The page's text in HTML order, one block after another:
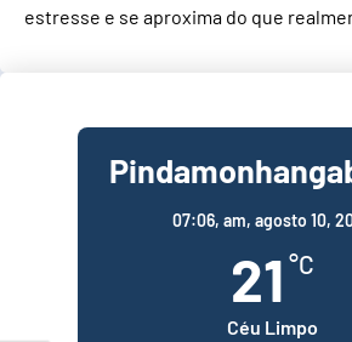
estresse e se aproxima do que
07:06, am, agosto 10,
21 °C
Céu Limpo